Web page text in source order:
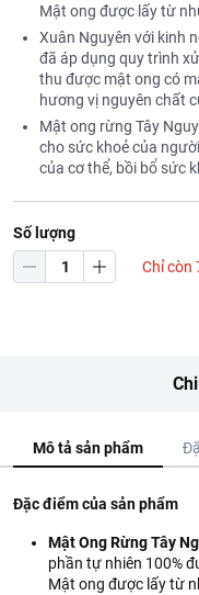
Mật ong được lấy từ
Xuân Nguyên với kinh
đã áp dụng quy trình
thu được mật ong có
hương vị nguyên chất
Mật ong rừng Tây
cho sức khoẻ của
của cơ thể, bồi bổ sức
Số lượng
Chỉ còn
Mô tả sản phẩm
Đặc điểm của sản phẩm
Mật Ong Rừng Tây
phần tự nhiên 100%
Mật ong được lấy từ